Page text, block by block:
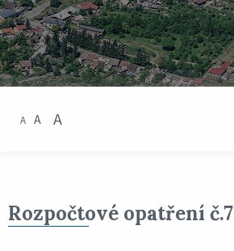
A A A
Rozpočtové opatření č.7